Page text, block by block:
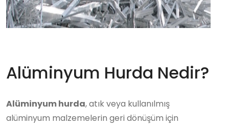
Alüminyum Hurda Nedir?
Alüminyum hurda, atık veya kullanılmış
alüminyum malzemelerin geri dönüşüm için